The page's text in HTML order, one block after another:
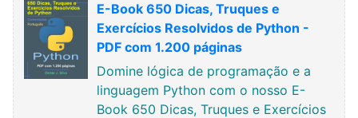
E-Book 650 Dicas, Truques e
Exercícios Resolvidos de Python -
PDF com 1.200 páginas
Domine lógica de programação e a
linguagem Python com o nosso E-
Book 650 Dicas, Truques e Exercícios